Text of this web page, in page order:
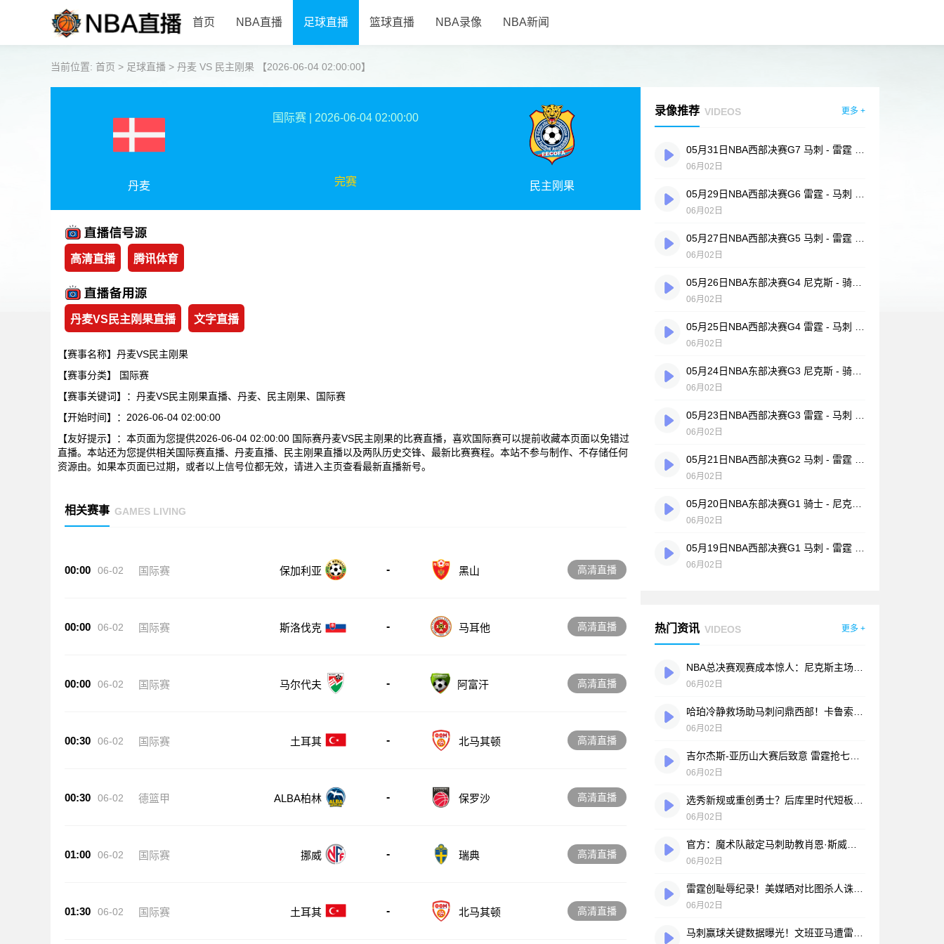
首页 NBA直播 足球直播 篮球直播 NBA录像 NBA新闻
当前位置: 首页 > 足球直播 > 丹麦 VS 民主刚果 【2026-06-04 02:00:00】
丹麦
国际赛 2026-06-04 02:00:00
完赛 民主刚果
高清直播 腾讯体育
丹麦VS民主刚果直播 文字直播
【赛事名称】丹麦VS民主刚果
【赛事分类】
国际赛
【赛事关键词】：丹麦VS民主刚果直播、丹麦、民主刚果、国际赛
【开始时间】：2026-06-04 02:00:00
【友好提示】：本页面为您提供2026-06-04 02:00:00 国际赛丹麦VS民主刚果的比赛直播，喜欢国际赛可以提前收藏本页面以免错过
直播。本站还为您提供相关国际赛直播、丹麦直播、民主刚果直播以及两队历史交锋、最新比赛赛程。本站不参与制作、不存储任何
资源由。如果本页面已过期，或者以上信号位都无效，请进入主页查看最新直播新号。
相关赛事 GAMES LIVING
00:00 06-02 国际赛 保加利亚 - 黑山 高清直播
00:00 06-02 国际赛 斯洛伐克 - 马耳他 高清直播
00:00 06-02 国际赛 马尔代夫 - 阿富汗 高清直播
00:30 06-02 国际赛 土耳其 - 北马其顿 高清直播
00:30 06-02 德篮甲 ALBA柏林 - 保罗沙 高清直播
01:00 06-02 国际赛 挪威 - 瑞典 高清直播
01:30 06-02 国际赛 土耳其 - 北马其顿 高清直播
录像推荐 VIDEOS 更多 +
06月02日
06月02日
06月02日
06月02日
06月02日
06月02日
06月02日
06月02日
06月02日
06月02日
热门资讯 VIDEOS 更多 +
06月02日
06月02日
06月02日
06月02日
06月02日
06月02日